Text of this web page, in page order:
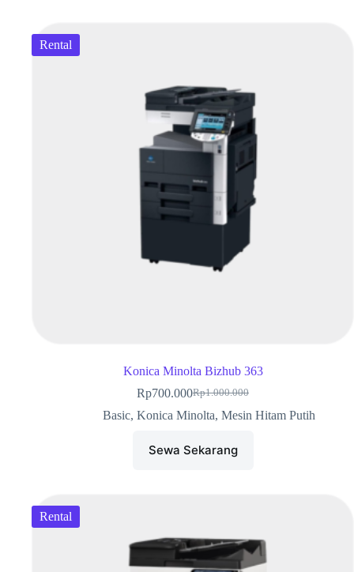
Rental
Konica Minolta Bizhub 363
Rp1.000.000
Rp700.000
Basic, Konica Minolta, Mesin Hitam Putih
Sewa Sekarang
Rental